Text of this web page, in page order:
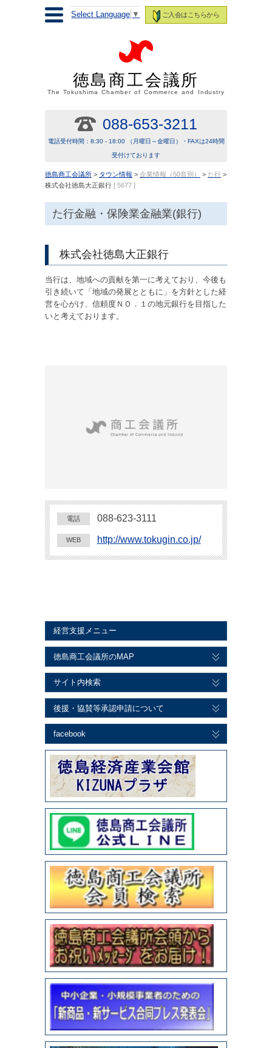
ご入会はこちらから
Select Language ▼
徳島商工会議所
The Tokushima Chamber of Commerce and Industry
088-653-3211
電話受付時間：8:30 - 18:00 （月曜日～金曜日）・FAXは24時間
受付けております
徳島商工会議所 > タウン情報 > 企業情報（50音別） > た行 >
株式会社徳島大正銀行 [ 5677 ]
た行金融・保険業金融業(銀行)
株式会社徳島大正銀行
当行は、地域への貢献を第一に考えており、今後も
引き続いて「地域の発展とともに」を方針とした経
営を心がけ、信頼度ＮＯ．１の地元銀行を目指した
いと考えております。
電話 088-623-3111
WEB http://www.tokugin.co.jp/
経営支援メニュー
徳島商工会議所のMAP
サイト内検索
後援・協賛等承認申請について
facebook